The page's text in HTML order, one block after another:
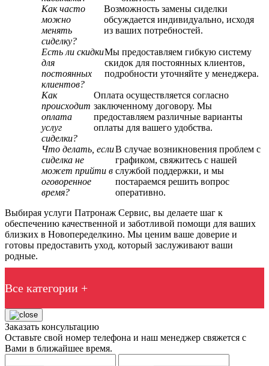
Как часто
можно
менять
сиделку?
Возможность замены сиделки
обсуждается индивидуально, исходя
из ваших потребностей.
Есть ли скидки
для
постоянных
клиентов?
Мы предоставляем гибкую систему
скидок для постоянных клиентов,
подробности уточняйте у менеджера.
Как
происходит
оплата
услуг
сиделки?
Оплата осуществляется согласно
заключенному договору. Мы
предоставляем различные варианты
оплаты для вашего удобства.
Что делать, если
сиделка не
может прийти в
оговоренное
время?
В случае возникновения проблем с
графиком, свяжитесь с нашей
службой поддержки, и мы
постараемся решить вопрос
оперативно.
Выбирая услуги Патронаж Сервис, вы делаете шаг к
обеспечению качественной и заботливой помощи для ваших
близких в Новопеределкино. Мы ценим ваше доверие и
готовы предоставить уход, который заслуживают ваши
родные.
Все категории +
Заказать консультацию
Оставьте свой номер телефона и наш менеджер свяжется с
Вами в ближайшее время.